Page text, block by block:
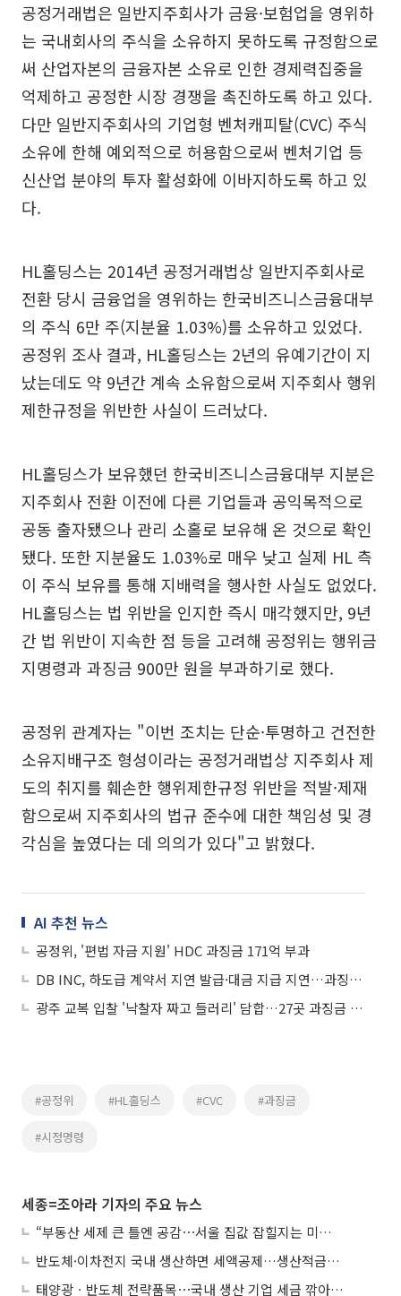
공정거래법은 일반지주회사가 금융·보험업을 영위하
는 국내회사의 주식을 소유하지 못하도록 규정함으로
써 산업자본의 금융자본 소유로 인한 경제력집중을
억제하고 공정한 시장 경쟁을 촉진하도록 하고 있다.
다만 일반지주회사의 기업형 벤처캐피탈(CVC) 주식
소유에 한해 예외적으로 허용함으로써 벤처기업 등
신산업 분야의 투자 활성화에 이바지하도록 하고 있
다.
HL홀딩스는 2014년 공정거래법상 일반지주회사로
전환 당시 금융업을 영위하는 한국비즈니스금융대부
의 주식 6만 주(지분율 1.03%)를 소유하고 있었다.
공정위 조사 결과, HL홀딩스는 2년의 유예기간이 지
났는데도 약 9년간 계속 소유함으로써 지주회사 행위
제한규정을 위반한 사실이 드러났다.
HL홀딩스가 보유했던 한국비즈니스금융대부 지분은
지주회사 전환 이전에 다른 기업들과 공익목적으로
공동 출자됐으나 관리 소홀로 보유해 온 것으로 확인
됐다. 또한 지분율도 1.03%로 매우 낮고 실제 HL 측
이 주식 보유를 통해 지배력을 행사한 사실도 없었다.
HL홀딩스는 법 위반을 인지한 즉시 매각했지만, 9년
간 법 위반이 지속한 점 등을 고려해 공정위는 행위금
지명령과 과징금 900만 원을 부과하기로 했다.
공정위 관계자는 "이번 조치는 단순·투명하고 건전한
소유지배구조 형성이라는 공정거래법상 지주회사 제
도의 취지를 훼손한 행위제한규정 위반을 적발·제재
함으로써 지주회사의 법규 준수에 대한 책임성 및 경
각심을 높였다는 데 의의가 있다"고 밝혔다.
AI 추천 뉴스
공정위, '편법 자금 지원' HDC 과징금 171억 부과
DB INC, 하도급 계약서 지연 발급·대금 지급 지연…과징금 2억
광주 교복 입찰 '낙찰자 짜고 들러리' 담합…27곳 과징금 총 3억
#공정위 #HL홀딩스 #CVC #과징금
#시정명령
세종=조아라 기자의 주요 뉴스
“부동산 세제 큰 틀엔 공감⋯서울 집값 잡힐지는 미지수”
반도체·이차전지 국내 생산하면 세액공제…생산적금융 ISA 신설
태양광ㆍ반도체 전략품목⋯국내 생산 기업 세금 깎아준다